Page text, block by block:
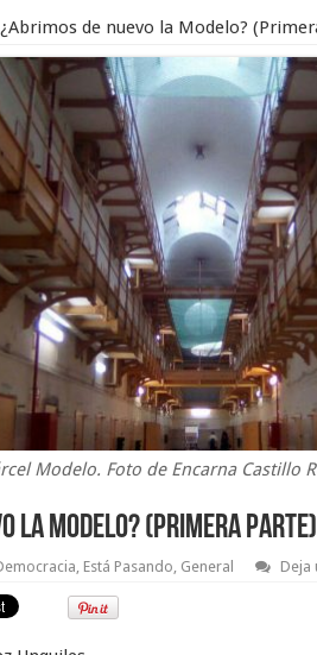
¿Abrimos de nuevo la Modelo?
Modelo. Foto de Encarna Castillo
la Modelo? (Primera parte)
, Está Pasando, General Deja